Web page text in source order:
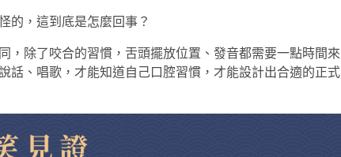
的，這到底是怎麼回事？
，除了咬合的習慣，舌頭擺放位置、發音都需要一點時間來
話、唱歌，才能知道自己口腔習慣，才能設計出合適的正式